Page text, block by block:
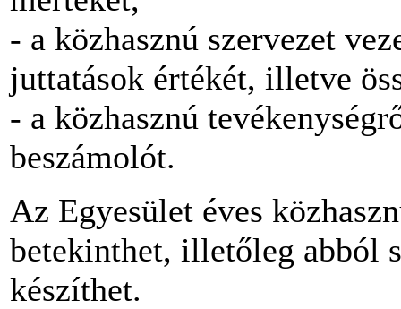
- a közhasznú szervezet
juttatások értékét, illetve
- a közhasznú
beszámolót.
Az Egyesület éves
betekinthet, illetőleg abból
készíthet.